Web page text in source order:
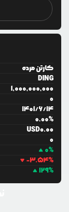
کارتن مرده
DING
1,000,000,000
0
1401/6/14
0.00%
USD0.00
0
0%
-3.54%
129%